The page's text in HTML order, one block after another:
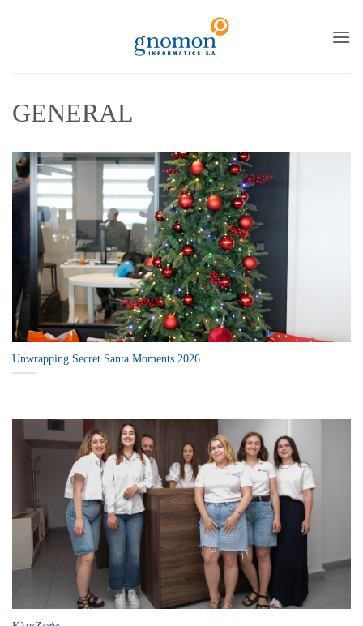
GENERAL
Unwrapping Secret Santa Moments 2026